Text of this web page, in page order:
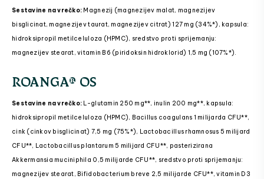
Sestavine na vrečko: Magnezij (magnezijev malat, magnezijev
bisglicinat, magnezijev taurat, magnezijev citrat) 127 mg (34%*), kapsula:
hidroksipropil metilceluloza (HPMC), sredstvo proti sprijemanju:
magnezijev stearat, vitamin B6 (piridoksin hidroklorid) 1,5 mg (107%*).
ROANGA® OS
Sestavine na vrečko: L-glutamin 250 mg**, inulin 200 mg**, kapsula:
hidroksipropil metilceluloza (HPMC), Bacillus coagulans 1 milijarda CFU**,
cink (cinkov bisglicinat) 7,5 mg (75%*), Lactobacillus rhamnosus 5 milijard
CFU**, Lactobacillus plantarum 5 milijard CFU**, pasterizirana
Akkermansia muciniphila 0,5 milijarde CFU**, sredstvo proti sprijemanju:
magnezijev stearat, Bifidobacterium breve 2,5 milijarde CFU**, vitamin D3